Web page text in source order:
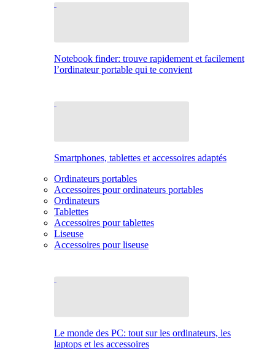
Notebook finder: trouve rapidement et facilement
l’ordinateur portable qui te convient
Smartphones, tablettes et accessoires adaptés
Ordinateurs portables
Accessoires pour ordinateurs portables
Ordinateurs
Tablettes
Accessoires pour tablettes
Liseuse
Accessoires pour liseuse
Le monde des PC: tout sur les ordinateurs, les
laptops et les accessoires